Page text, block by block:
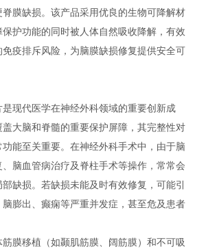
膜缺损。该产品采用优良的生物可降解材
护功能的同时被人体自然吸收降解，有效
疫排斥风险，为脑膜缺损修复提供安全可
现代医学在神经外科领域的重要创新成
大脑和脊髓的重要保护屏障，其完整性对
能至关重要。在神经外科手术中，由于脑
脑血管病治疗及脊柱手术等操作，常常会
缺损。若缺损未能及时有效修复，可能引
膨出、癫痫等严重并发症，甚至危及患者
膜移植（如颞肌筋膜、阔筋膜）和不可吸